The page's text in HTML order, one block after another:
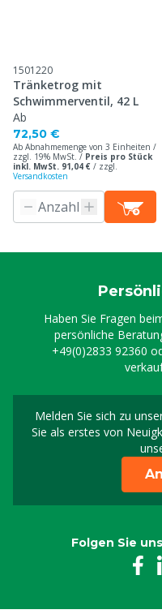
1501220
Tränketrog mit
Schwimmerventil, 42 L
Ab
72,50 €
Ab Abnahmemenge von 3 Einheiten /
zzgl. 19% MwSt. / Preis pro Stück
inkl. MwSt. 91,04 € / zzgl.
Versandkosten
Haben Sie Fragen
persönliche
+49(0)2833 92360
Melden Sie sich zu
Sie als erstes von
Folgen Sie